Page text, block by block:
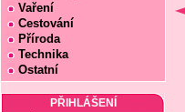
Vaření
Cestování
Příroda
Technika
Ostatní
PŘIHLÁŠENÍ